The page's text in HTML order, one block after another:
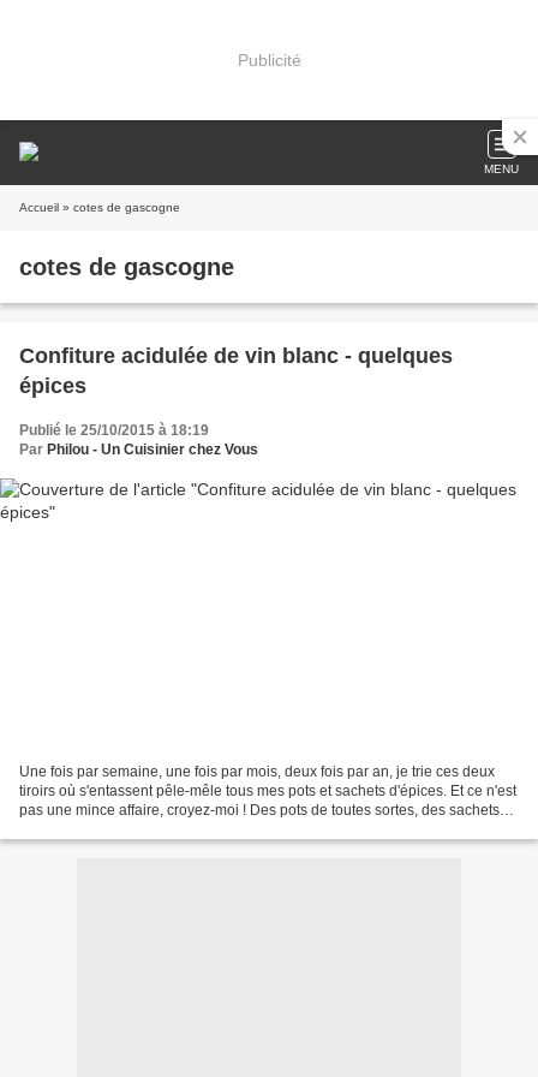
Publicité
MENU
Accueil » cotes de gascogne
cotes de gascogne
Confiture acidulée de vin blanc - quelques
épices
Publié le 25/10/2015 à 18:19
Par Philou - Un Cuisinier chez Vous
Une fois par semaine, une fois par mois, deux fois par an, je trie ces deux
tiroirs où s'entassent pêle-mêle tous mes pots et sachets d'épices. Et ce n'est
pas une mince affaire, croyez-moi ! Des pots de toutes sortes, des sachets